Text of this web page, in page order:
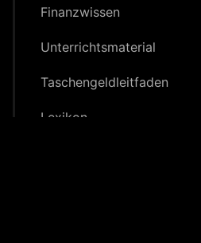
Finanzwissen
Unterrichts­material
Taschengeld­leitfaden
Lexikon